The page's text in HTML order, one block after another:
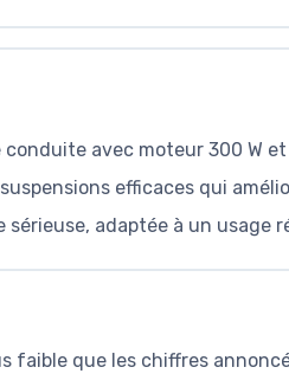
conduite avec moteur 300 W
efficaces qui
adaptée à un usage
faible que les chiffres